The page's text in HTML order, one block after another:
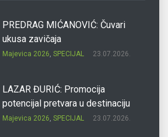
PREDRAG MIĆANOVIĆ: Čuvari
ukusa zavičaja
Majevica 2026, SPECIJAL 23.07.2026.
LAZAR ĐURIĆ: Promocija
potencijal pretvara u destinaciju
Majevica 2026, SPECIJAL 23.07.2026.